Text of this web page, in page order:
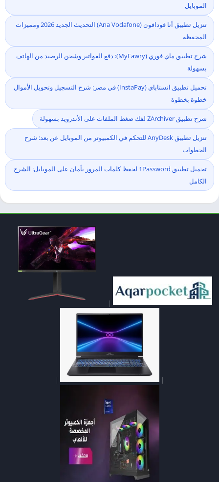
الموبايل
تنزيل تطبيق أنا فودافون (Ana Vodafone) التحديث الجديد 2026 ومميزات
المحفظة
شرح تطبيق ماي فوري (MyFawry): دفع الفواتير وشحن الرصيد من الهاتف
بسهولة
تحميل تطبيق انستاباي (InstaPay) في مصر: شرح التسجيل وتحويل الأموال
خطوة بخطوة
شرح تطبيق ZArchiver لفك ضغط الملفات على الأندرويد بسهولة
تنزيل تطبيق AnyDesk للتحكم في الكمبيوتر من الموبايل عن بعد: شرح
الخطوات
تحميل تطبيق 1Password لحفظ كلمات المرور بأمان على الموبايل: الشرح
الكامل
|
|
|